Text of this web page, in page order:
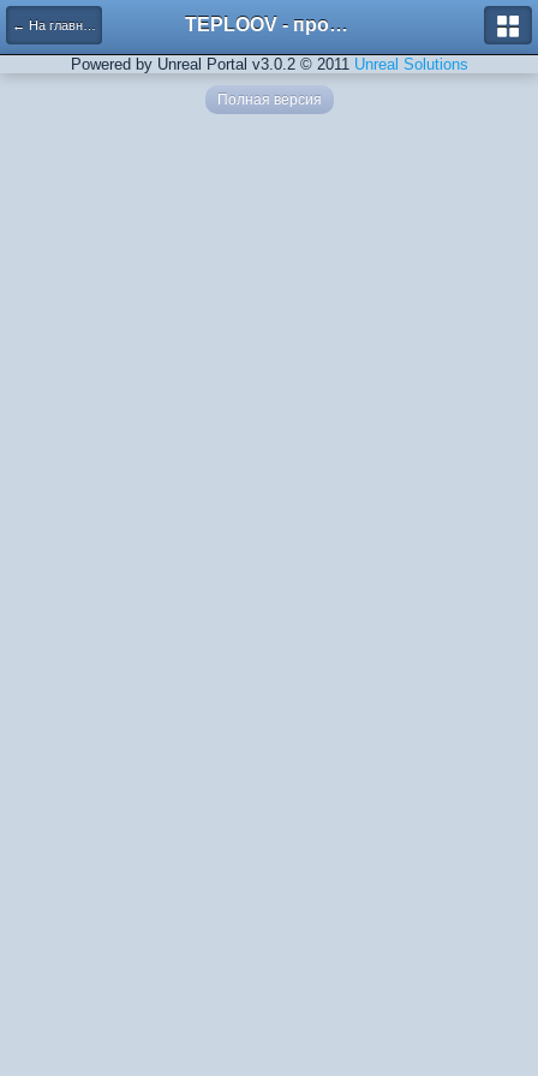
← На главную TEPLOOV - программный комплекс для расчёта систем отопления и вентиляции
Powered by Unreal Portal v3.0.2 © 2011 Unreal Solutions
Полная версия